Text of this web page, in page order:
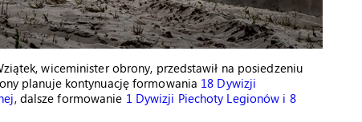
wiceminister obrony, przedstawił na posiedzeniu
planuje kontynuację formowania 18 Dywizji
, dalsze formowanie 1 Dywizji Piechoty Legionów i 8